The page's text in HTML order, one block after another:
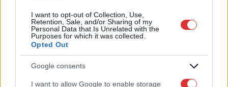
I want to opt-out of Collection, Use,
Retention, Sale, and/or Sharing of my
Personal Data that Is Unrelated with the
Purposes for which it was collected.
Opted Out
Google consents
I want to allow Google to enable storage
,
wallbox
ORION mini 7kW
Φορτιστής